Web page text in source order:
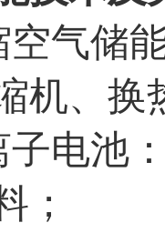
空气储
机、换
子电池
；